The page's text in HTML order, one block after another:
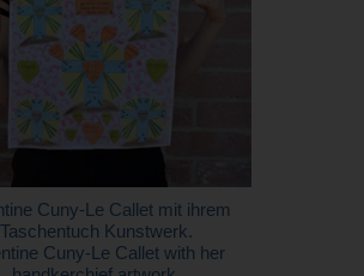
Cuny-Le Callet mit ihrem
Taschentuch Kunstwerk.
Cuny-Le Callet with her